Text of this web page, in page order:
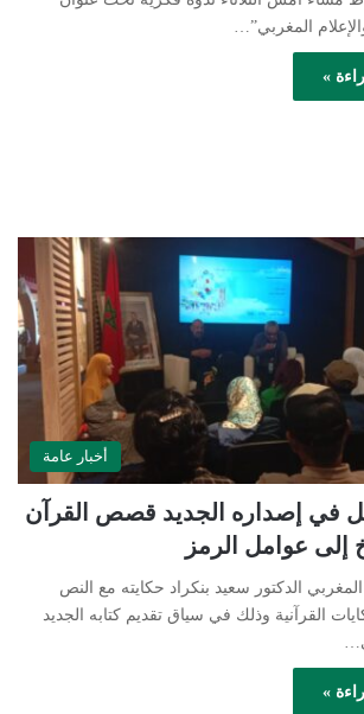
المغربي”…
»
أخبار عامة
في إصداره الجديد قصص القرآن
إلى عوامل الرمز
الدكتور سعيد بنكراد حكايته مع النص
القرآنية وذلك في سياق تقديم كتابه الجديد
»